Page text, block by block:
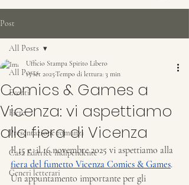
Post
All Posts
Eventi
Fiere
Presentazione romanzi
Casa Editrice indipendente
Generi letterari
All Posts
Comics & Games a
Vicenza: vi aspettiamo
alla fiera di Vicenza
Ufficio Stampa Spirito Libero
15 set 2025Tempo di lettura: 3 min
Il 15 e  il 16 novembre 2025 vi aspettiamo alla
fiera del fumetto Vicenza Comics & Games.
Un appuntamento importante per gli